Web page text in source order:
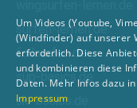
surfen-lernen.de
foilsurfen.de
sup-basics.de
ski-basics.de
Um Videos (Youtube,
(Windfinder) auf unserer
erforderlich. Diese
und kombinieren diese
Daten. Mehr Infos dazu
Impressum